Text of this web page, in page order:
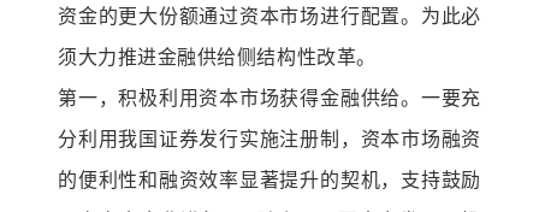
资金的更大份额通过资本市场进行配置。为此必
须大力推进金融供给侧结构性改革。
第一，积极利用资本市场获得金融供给。一要充
分利用我国证券发行实施注册制，资本市场融资
的便利性和融资效率显著提升的契机，支持鼓励